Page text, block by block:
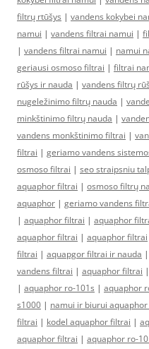
filtrų rtūšys | vandens kokybei
namui | vandens filtrai namui |
| vandens filtrai namui | namui
geriausi osmoso filtrai | filtrai
rūšys ir nauda | vandens filtrų
nugeležinimo filtrų nauda |
minkštinimo filtrų nauda |
vandens monkštinimo filtrai |
filtrai | geriamo vandens
osmoso filtrai | seo straipsniu
aquaphor filtrai | osmoso filtrų
aquaphor | geriamo vandens
| aquaphor filtrai | aquaphor
aquaphor filtrai | aquaphor filtrai
filtrai | aquapgor filtrai ir nauda |
vandens filtrai | aquaphor filtrai |
| aquaphor ro-101s | aquaphor
s1000 | namui ir biurui
filtrai | kodel aquaphor filtrai |
aquaphor filtrai | aquaphor ro-